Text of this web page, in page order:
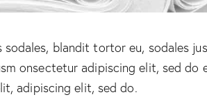
sodales, blandit tortor eu, sodales
onsectetur adipiscing elit, sed do
adipiscing elit, sed do.